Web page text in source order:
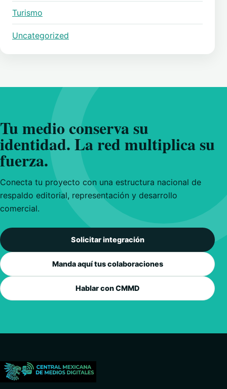
Turismo
Uncategorized
Tu medio conserva su
identidad. La red multiplica su
fuerza.
Conecta tu proyecto con una estructura nacional de
respaldo editorial, representación y desarrollo
comercial.
Solicitar integración
Manda aquí tus colaboraciones
Hablar con CMMD